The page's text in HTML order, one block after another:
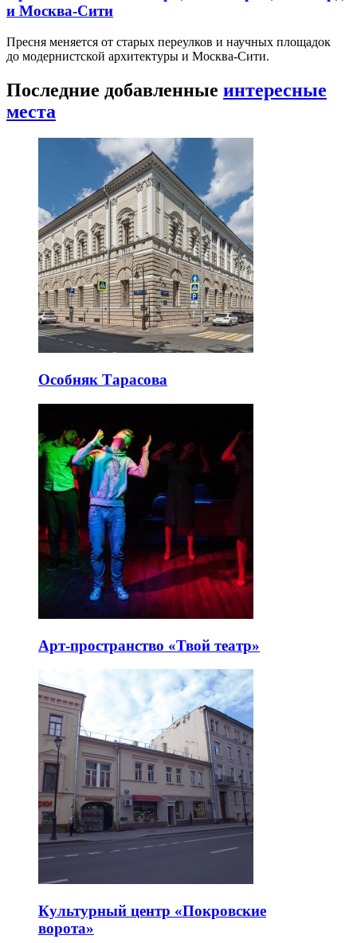
и Москва-Сити
Пресня меняется от старых переулков и научных площадок
до модернистской архитектуры и Москва-Сити.
Последние добавленные интересные
места
Особняк Тарасова
Арт-пространство «Твой театр»
Культурный центр «Покровские
ворота»